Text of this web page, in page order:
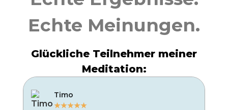
Echte Meinungen.
Glückliche Teilnehmer meiner
Meditation:
Timo
★★★★★